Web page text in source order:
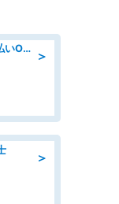
＞
組立・組付け/未経験OK/高収入/日払いOK/交替制/20・30・40代活躍中
＞